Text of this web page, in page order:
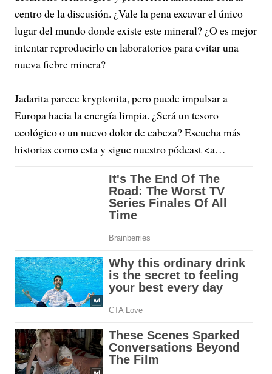
centro de la discusión. ¿Vale la pena excavar el único
lugar del mundo donde existe este mineral? ¿O es mejor
intentar reproducirlo en laboratorios para evitar una
nueva fiebre minera?
Jadarita parece kryptonita, pero puede impulsar a
Europa hacia la energía limpia. ¿Será un tesoro
ecológico o un nuevo dolor de cabeza? Escucha más
historias como esta y sigue nuestro pódcast <a…